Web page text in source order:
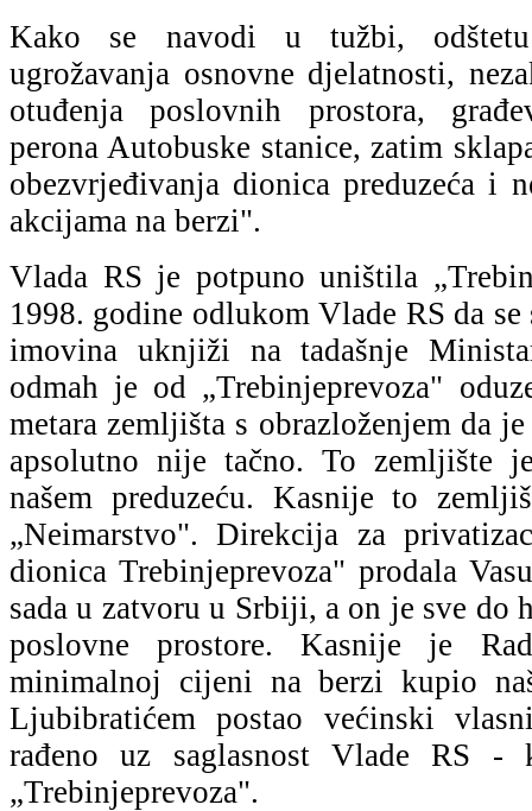
Kako se navodi u tužbi, odštetu
ugrožavanja osnovne djelatnosti,
otuđenja poslovnih prostora,
perona Autobuske stanice, zatim
obezvrjeđivanja dionica preduzeća i
akcijama na berzi".
Vlada RS je potpuno uništila
1998. godine odlukom Vlade RS da
imovina uknjiži na tadašnje
odmah je od „Trebinjeprevoza"
metara zemljišta s obrazloženjem da
apsolutno nije tačno. To zemljište
našem preduzeću. Kasnije to
„Neimarstvo". Direkcija za
dionica Trebinjeprevoza" prodala
sada u zatvoru u Srbiji, a on je sve do
poslovne prostore. Kasnije je
minimalnoj cijeni na berzi kupio
Ljubibratićem postao većinski
rađeno uz saglasnost Vlade RS -
„Trebinjeprevoza".